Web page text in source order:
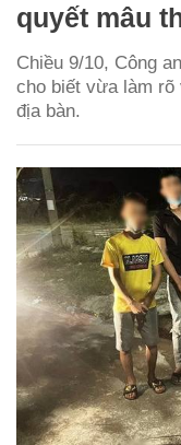
quyết mâu
Chiều 9/10, Công
cho biết vừa làm
địa bàn.